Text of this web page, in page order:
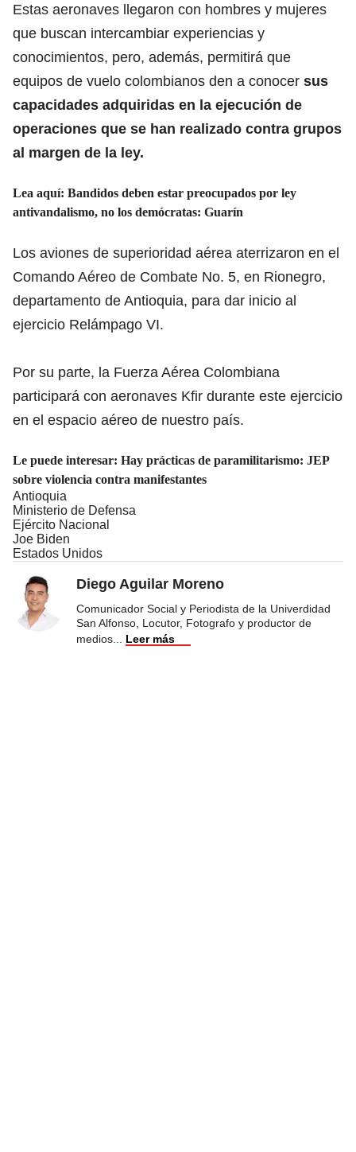
Estas aeronaves llegaron con hombres y mujeres
que buscan intercambiar experiencias y
conocimientos, pero, además, permitirá que
equipos de vuelo colombianos den a conocer sus
capacidades adquiridas en la ejecución de
operaciones que se han realizado contra grupos
al margen de la ley.
Lea aquí: Bandidos deben estar preocupados por ley
antivandalismo, no los demócratas: Guarín
Los aviones de superioridad aérea aterrizaron en el
Comando Aéreo de Combate No. 5, en Rionegro,
departamento de Antioquia, para dar inicio al
ejercicio Relámpago VI.
Por su parte, la Fuerza Aérea Colombiana
participará con aeronaves Kfir durante este ejercicio
en el espacio aéreo de nuestro país.
Le puede interesar: Hay prácticas de paramilitarismo: JEP
sobre violencia contra manifestantes
Antioquia
Ministerio de Defensa
Ejército Nacional
Joe Biden
Estados Unidos
Diego Aguilar Moreno
Comunicador Social y Periodista de la Univerdidad
San Alfonso, Locutor, Fotografo y productor de
medios
Leer más